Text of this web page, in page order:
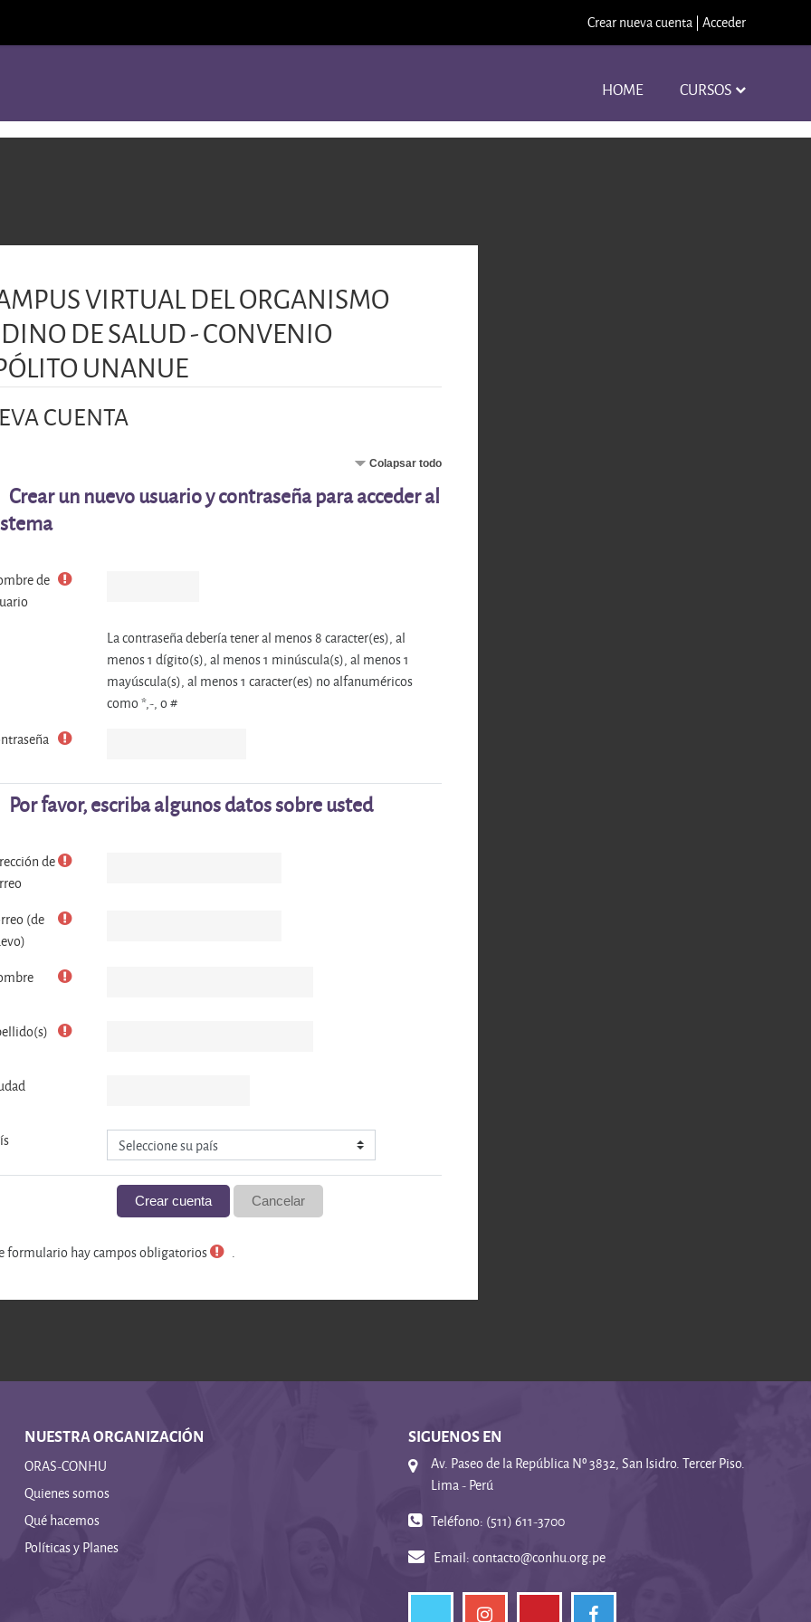
Crear nueva cuenta | Acceder
HOME CURSOS
CUENTA
Colapsar todo
Crear un nuevo usuario y contraseña para acceder al
de
La contraseña debería tener al menos 8 caracter(es), al
menos 1 dígito(s), al menos 1 minúscula(s), al menos 1
mayúscula(s), al menos 1 caracter(es) no alfanuméricos
como *,-, o #
Por favor, escriba algunos datos sobre usted
de
(de
formulario hay campos obligatorios .
NUESTRA ORGANIZACIÓN
ORAS-CONHU
Quienes somos
Qué hacemos
Políticas y Planes
SIGUENOS EN
Av. Paseo de la República Nº 3832, San Isidro. Tercer Piso.
Lima - Perú
Teléfono: (511) 611-3700
Email:contacto@conhu.org.pe